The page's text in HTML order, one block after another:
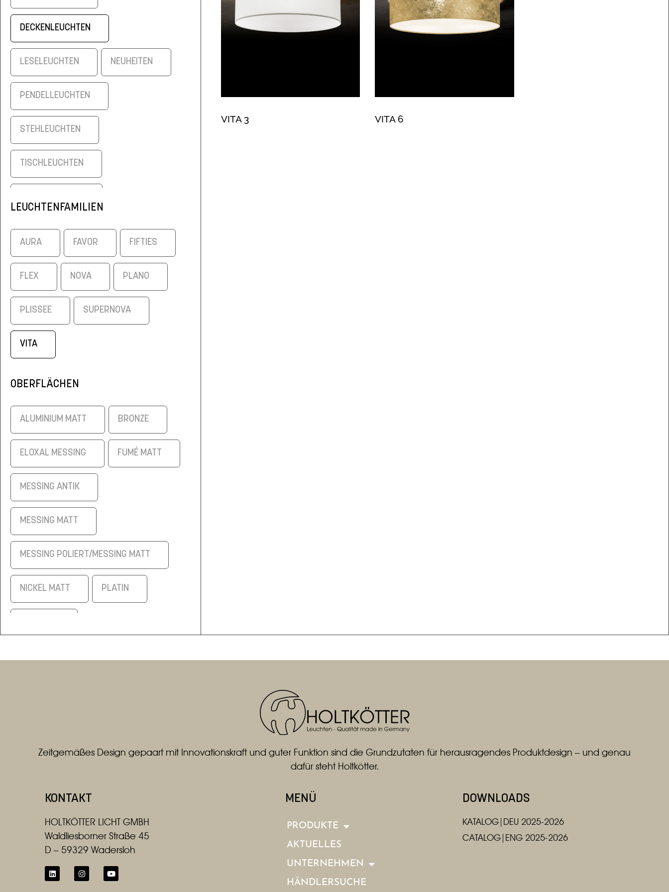
DECKENLEUCHTEN
LESELEUCHTEN NEUHEITEN
PENDELLEUCHTEN
STEHLEUCHTEN
TISCHLEUCHTEN
LEUCHTENFAMILIEN
AURA FAVOR FIFTIES
FLEX NOVA PLANO
PLISSEE SUPERNOVA
VITA
OBERFLÄCHEN
ALUMINIUM MATT BRONZE
ELOXAL MESSING FUMÉ MATT
MESSING ANTIK
MESSING MATT
MESSING POLIERT/MESSING MATT
NICKEL MATT PLATIN
VITA 3 VITA 6
Zeitgemäßes Design gepaart mit Innovationskraft und guter Funktion sind die Grundzutaten für herausragendes Produktdesign – und genau
dafür steht Holtkötter.
KONTAKT
HOLTKÖTTER LICHT GMBH
Waldliesborner Straße 45
D – 59329 Wadersloh
MENÜ
PRODUKTE
AKTUELLES
UNTERNEHMEN
HÄNDLERSUCHE
DOWNLOADS
KATALOG|DEU 2025-2026
CATALOG|ENG 2025-2026